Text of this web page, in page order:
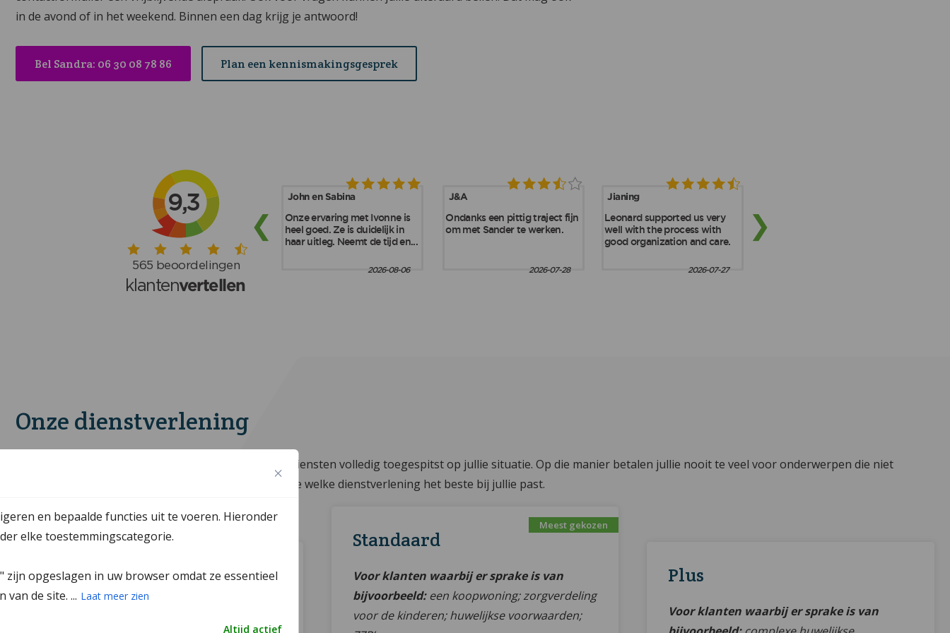
en bepaalde functies uit te voeren. Hieronder
elke toestemmingscategorie.
opgeslagen in uw browser omdat ze essentieel
de site. ... Laat meer zien
Altijd actief
in de avond of in het weekend. Binnen een dag krijg je antwoord!
Bel Sandra: 06 30 08 78 86 Plan een kennismakingsgesprek
Onze dienstverlening
Bij Bmiddl.nl hebben jullie keuze uit een pakket aan diensten volledig toegespitst op jullie situatie. Op die manier betalen jullie nooit te veel voor onderwerpen die niet
relevant voor jullie zijn. Graag bespreken we met jullie welke dienstverlening het beste bij jullie past.
Basis
Standaard
Voor klanten waarbij er sprake is van
bijvoorbeeld: een koopwoning; zorgverdeling
voor de kinderen; huwelijkse voorwaarden;
Plus
Voor klanten waarbij er sprake is van